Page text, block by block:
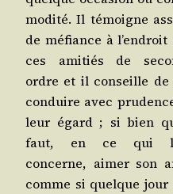
mo­di­té. Il témoigne
de méfiance à l’en­droit
ces ami­tiés de
ordre et il conseille de
conduire avec
leur égard ; si bien
faut, en ce qui
concerne, aimer son
comme si quelque jour